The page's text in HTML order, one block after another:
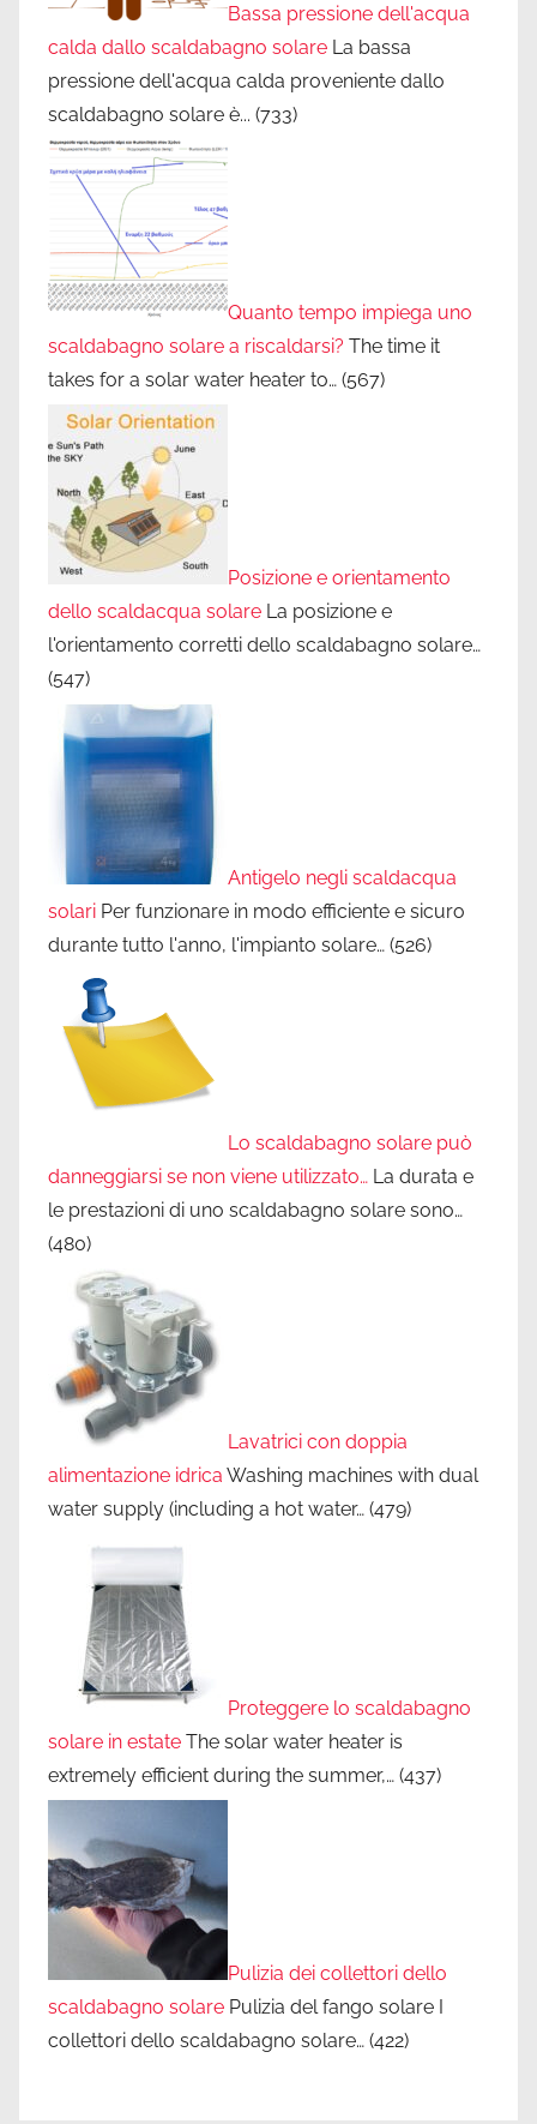
Bassa pressione dell'acqua
calda dallo scaldabagno solare La bassa
pressione dell'acqua calda proveniente dallo
scaldabagno solare è... (733)
Quanto tempo impiega uno
scaldabagno solare a riscaldarsi? The time it
takes for a solar water heater to… (567)
Posizione e orientamento
dello scaldacqua solare La posizione e
l'orientamento corretti dello scaldabagno solare…
(547)
Antigelo negli scaldacqua
solari Per funzionare in modo efficiente e sicuro
durante tutto l'anno, l'impianto solare… (526)
Lo scaldabagno solare può
danneggiarsi se non viene utilizzato… La durata e
le prestazioni di uno scaldabagno solare sono…
(480)
Lavatrici con doppia
alimentazione idrica Washing machines with dual
water supply (including a hot water… (479)
Proteggere lo scaldabagno
solare in estate The solar water heater is
extremely efficient during the summer,… (437)
Pulizia dei collettori dello
scaldabagno solare Pulizia del fango solare I
collettori dello scaldabagno solare… (422)